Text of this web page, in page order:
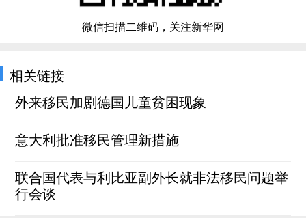
微信扫描二维码，关注新华网
相关链接
外来移民加剧德国儿童贫困现象
意大利批准移民管理新措施
联合国代表与利比亚副外长就非法移民问题举
行会谈